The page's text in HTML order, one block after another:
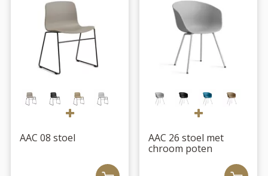
AAC 08 stoel
AAC 26 stoel met
chroom poten